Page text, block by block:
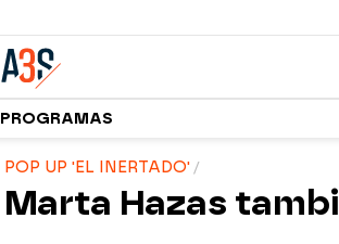
PROGRAMAS
POP UP 'EL INERTADO'
Marta Hazas